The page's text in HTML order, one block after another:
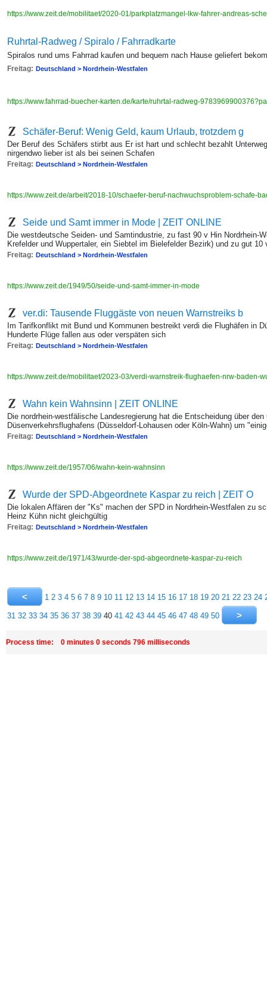
https://www.zeit.de/mobilitaet/2020-01/parkplatzmangel-lkw-fahrer-andreas-
Ruhrtal-Radweg / Spiralo / Fahrradkarte
Spiralos rund ums Fahrrad kaufen und bequem nach Hause geliefert
Freitag: Deutschland > Nordrhein-Westfalen
https://www.fahrrad-buecher-karten.de/karte/ruhrtal-radweg-
Schäfer-Beruf: Wenig Geld, kaum Urlaub, trotzdem g
Der Beruf des Schäfers stirbt aus Er ist hart und schlecht bezahlt
nirgendwo lieber ist als bei seinen Schafen
Freitag: Deutschland > Nordrhein-Westfalen
https://www.zeit.de/arbeit/2018-10/schaefer-beruf-nachwuchsproblem-schafe-
Seide und Samt immer in Mode | ZEIT ONLINE
Die westdeutsche Seiden- und Samtindustrie, zu fast 90 v Hin Nordrhein-
Krefelder und Wuppertaler, ein Siebtel im Bielefelder Bezirk) und zu gut 10
Freitag: Deutschland > Nordrhein-Westfalen
https://www.zeit.de/1949/50/seide-und-samt-immer-in-mode
ver.di: Tausende Fluggäste von neuen Warnstreiks b
Im Tarifkonflikt mit Bund und Kommunen bestreikt verdi die Flughäfen in
Hunderte Flüge fallen aus oder verspäten sich
Freitag: Deutschland > Nordrhein-Westfalen
https://www.zeit.de/mobilitaet/2023-03/verdi-warnstreik-flughaefen-nrw-baden-
Wahn kein Wahnsinn | ZEIT ONLINE
Die nordrhein-westfälische Landesregierung hat die Entscheidung über
Düsenverkehrsflughafens (Düsseldorf-Lohausen oder Köln-Wahn) um
Freitag: Deutschland > Nordrhein-Westfalen
https://www.zeit.de/1957/06/wahn-kein-wahnsinn
Wurde der SPD-Abgeordnete Kaspar zu reich | ZEIT O
Die lokalen Affären der "Ks" machen der SPD in Nordrhein-Westfalen zu
Heinz Kühn nicht gleichgültig
Freitag: Deutschland > Nordrhein-Westfalen
https://www.zeit.de/1971/43/wurde-der-spd-abgeordnete-kaspar-zu-reich
1 2 3 4 5 6 7 8 9 10 11 12 13 14 15 16 17 18 19 20 21 22 23 24
31 32 33 34 35 36 37 38 39 40 41 42 43 44 45 46 47 48 49 50
Process time: 0 minutes 0 seconds 796 milliseconds